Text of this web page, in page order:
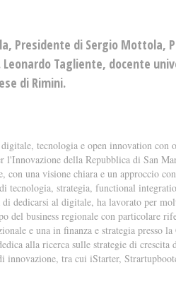
Presidente di Sergio Mottola,
Tagliente, docente
di Rimini.
tecnologia e open innovation con
della Repubblica di San
con una visione chiara e un approccio
tecnologia, strategia, functional
dedicarsi al digitale, ha lavorato per
del business regionale con particolare
e una in finanza e strategia presso la
alla ricerca sulle strategie di crescita
tra cui iStarter,